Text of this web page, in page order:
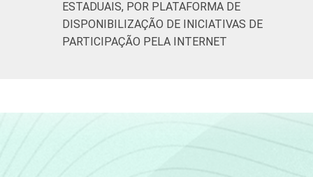
ESTADUAIS, POR PLATAFORMA DE
DISPONIBILIZAÇÃO DE INICIATIVAS DE
PARTICIPAÇÃO PELA INTERNET